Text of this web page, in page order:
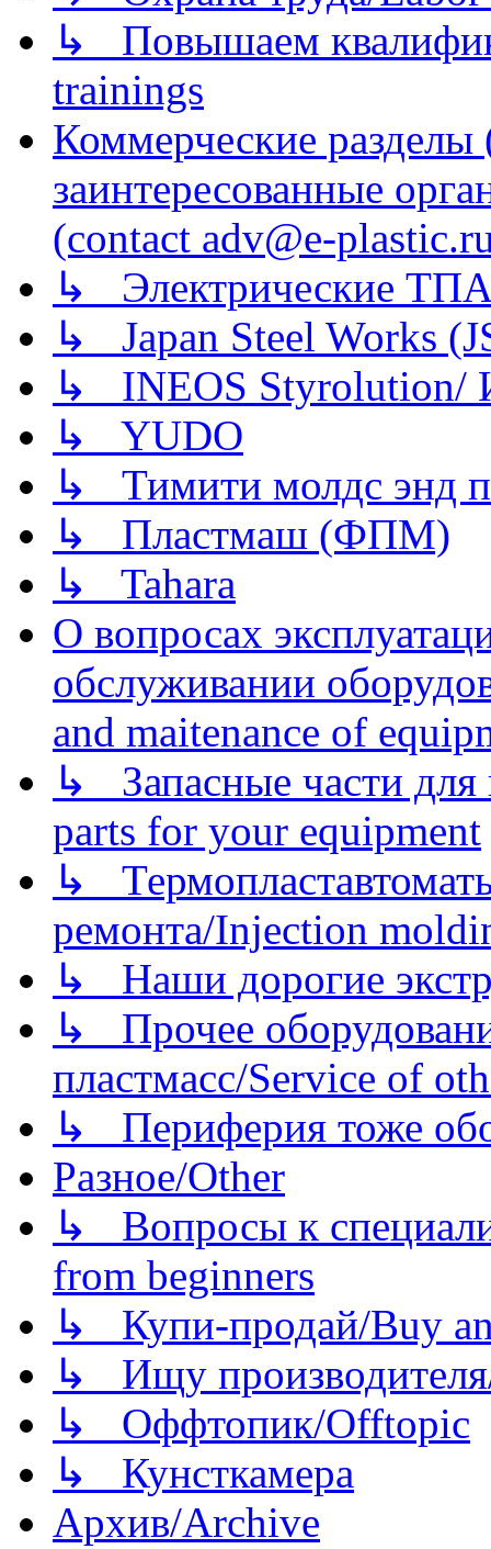
↳ Повышаем
trainings
Коммерческие
заинтересованные
(contact adv@e-
↳ Электрические
↳ Japan Steel Works
↳ INEOS
↳ YUDO
↳ Тимити молдс энд
↳ Пластмаш (ФПМ)
↳ Tahara
О вопросах
обслуживании
and maitenance of
↳ Запасные части для
parts for your equipment
↳
ремонта/Injection
↳ Наши дорогие
↳ Прочее
пластмасс/Service of
↳ Периферия тоже
Разное/Other
↳ Вопросы к
from beginners
↳ Купи-продай/Buy
↳ Ищу
↳ Оффтопик/Offtopic
↳ Кунсткамера
Архив/Archive